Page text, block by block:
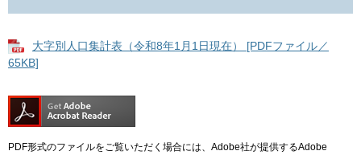
大字別人口集計表（令和8年1月1日現在） [PDFファイル／
65KB]
PDF形式のファイルをご覧いただく場合には、Adobe社が提供するAdobe